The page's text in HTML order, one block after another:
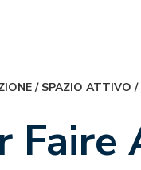
/ SPAZIO ATTIVO /
Faire